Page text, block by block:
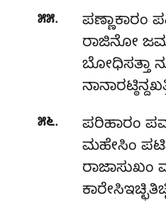
೫೫. ಪಣ್ಣಾಕಾರಂ
ರಾಜಿನೋ
ಬೋಧಿಸತ್ತಾ
೫೬.
ಪರಿಹಾರಂ
ಮಹೇಸಿಂ
ರಾಜಾಸುಖಂ